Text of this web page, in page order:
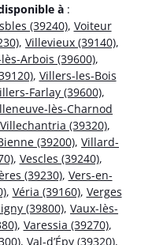
à :
(39240), Voiteur
, Villevieux (39140),
Arbois (39600),
, Villers-les-Bois
Farlay (39600),
lès-Charnod
Villechantria (39320),
(39200), Villard-
, Vescles (39240),
(39230), Vers-en-
, Véria (39160), Verges
(39800), Vaux-lès-
, Varessia (39270),
, Val-d’Épy (39320),